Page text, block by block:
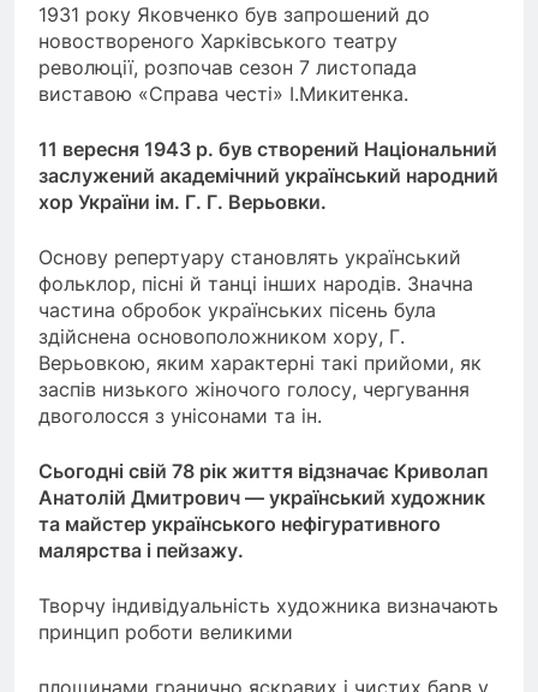
1931 року Яковченко був запрошений до
новоствореного Харківського театру
революції, розпочав сезон 7 листопада
виставою «Справа честі» І.Микитенка.
11 вересня 1943 р. був створений Національний
заслужений академічний український народний
хор України ім. Г. Г. Верьовки.
Основу репертуару становлять український
фольклор, пісні й танці інших народів. Значна
частина обробок українських пісень була
здійснена основоположником хору, Г.
Верьовкою, яким характерні такі прийоми, як
заспів низького жіночого голосу, чергування
двоголосся з унісонами та ін.
Сьогодні свій 78 рік життя відзначає Криволап
Анатолій Дмитрович — український художник
та майстер українського нефігуративного
малярства і пейзажу.
Творчу індивідуальність художника визначають
принцип роботи великими
площинами гранично яскравих і чистих барв у